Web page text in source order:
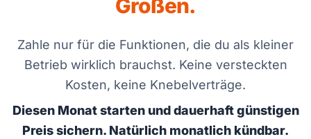
Großen.
Zahle nur für die Funktionen, die du als kleiner
Betrieb wirklich brauchst. Keine versteckten
Kosten, keine Knebelverträge.
Diesen Monat starten und dauerhaft günstigen
Preis sichern. Natürlich monatlich kündbar.